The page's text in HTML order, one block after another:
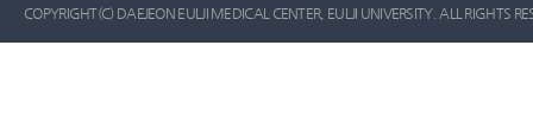
COPYRIGHT(C) DAEJEON EULJI MEDICAL CENTER, EULJI UNIVERSITY. ALL RIGHTS